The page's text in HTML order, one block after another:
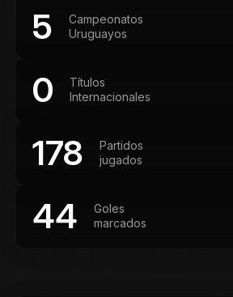
5
Campeonatos
Uruguayos
0
Títulos
Internacionales
178
Partidos
jugados
44
Goles
marcados